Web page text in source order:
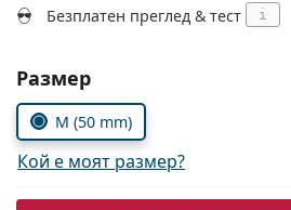
Persol
Всички марки
Безплатен преглед & тест
i
Изберете параметри
Размер
M (50 mm)
Кой е моят размер?